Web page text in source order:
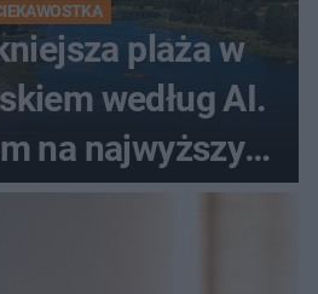
plaża w
według AI.
na najwyższy